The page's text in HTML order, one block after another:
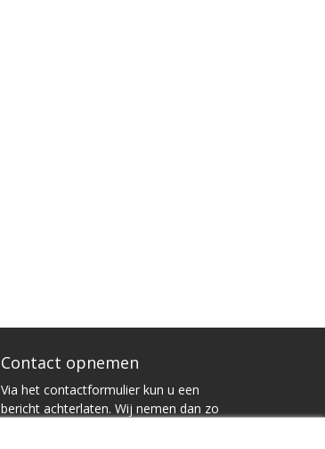
Contact opnemen
Via het contactformulier kun u een
bericht achterlaten. Wij nemen dan zo